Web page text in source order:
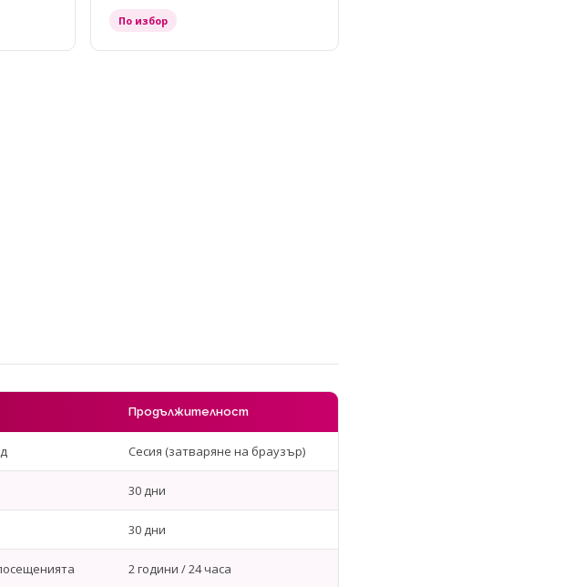
По избор
Продължителност
Сесия (затваряне на браузър)
30 дни
30 дни
2 години / 24 часа